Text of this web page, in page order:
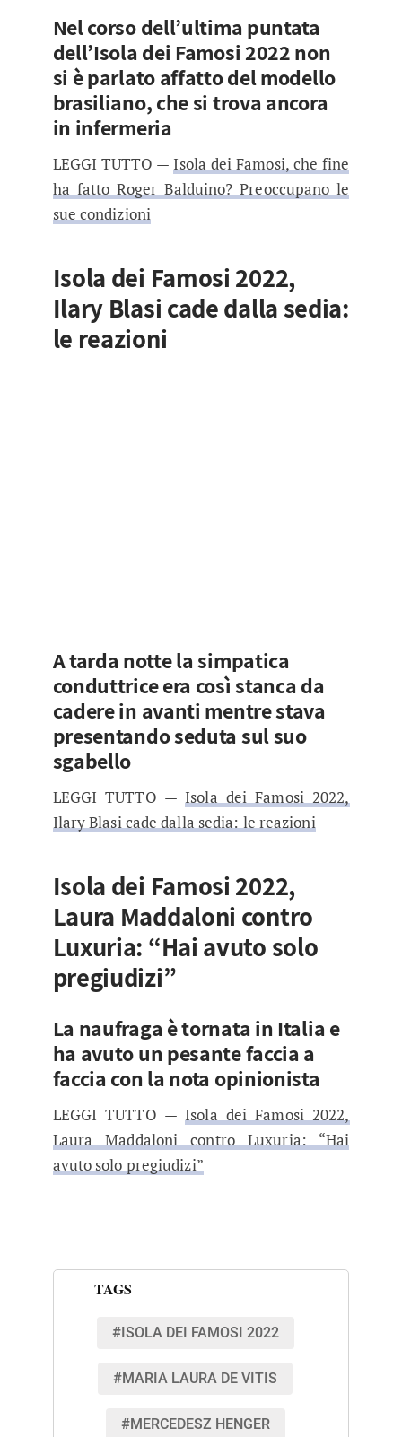
Nel corso dell’ultima puntata
dell’Isola dei Famosi 2022 non
si è parlato affatto del modello
brasiliano, che si trova ancora
in infermeria
LEGGI TUTTO — Isola dei Famosi, che fine
ha fatto Roger Balduino? Preoccupano le
sue condizioni
Isola dei Famosi 2022,
Ilary Blasi cade dalla sedia:
le reazioni
A tarda notte la simpatica
conduttrice era così stanca da
cadere in avanti mentre stava
presentando seduta sul suo
sgabello
LEGGI TUTTO — Isola dei Famosi 2022,
Ilary Blasi cade dalla sedia: le reazioni
Isola dei Famosi 2022,
Laura Maddaloni contro
Luxuria: “Hai avuto solo
pregiudizi”
La naufraga è tornata in Italia e
ha avuto un pesante faccia a
faccia con la nota opinionista
LEGGI TUTTO — Isola dei Famosi 2022,
Laura Maddaloni contro Luxuria: “Hai
avuto solo pregiudizi”
TAGS
#ISOLA DEI FAMOSI 2022
#MARIA LAURA DE VITIS
#MERCEDESZ HENGER